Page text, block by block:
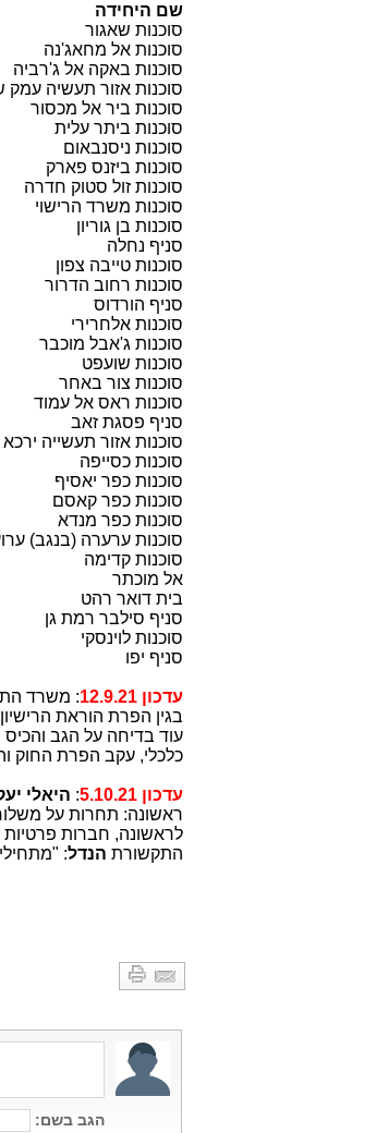
שם היחידה
סוכנות שאגור
סוכנות אל
סוכנות באקה אל
סוכנות אזור תעשיה
סוכנות ביר אל
סוכנות ביתר
סוכנות
סוכנות ביזנס
סוכנות זול סטוק
סוכנות משרד
סוכנות בן
סניף נחלה
סוכנות טייבה
סוכנות רחוב
סניף הורדוס
סוכנות אלחרירי
סוכנות ג'אבל
סוכנות שועפט
סוכנות צור
סוכנות ראס אל
סניף פסגת זאב
סוכנות אזור תעשייה
סוכנות כסייפה
סוכנות כפר
סוכנות כפר
סוכנות כפר
סוכנות ערערה (בנגב)
סוכנות קדימה
אל מוכתר
בית דואר רהט
סניף סילבר רמת
סוכנות לוינסקי
סניף יפו תל-
עדכון 12.9.21 : משרד
בגין הפרת הוראת
כלכלי, עקב הפרת החוק
עדכון 5.10.21 : היאלי
ראשונה: תחרות על
לראשונה, חברות פרטיות
התקשורת הנדל: